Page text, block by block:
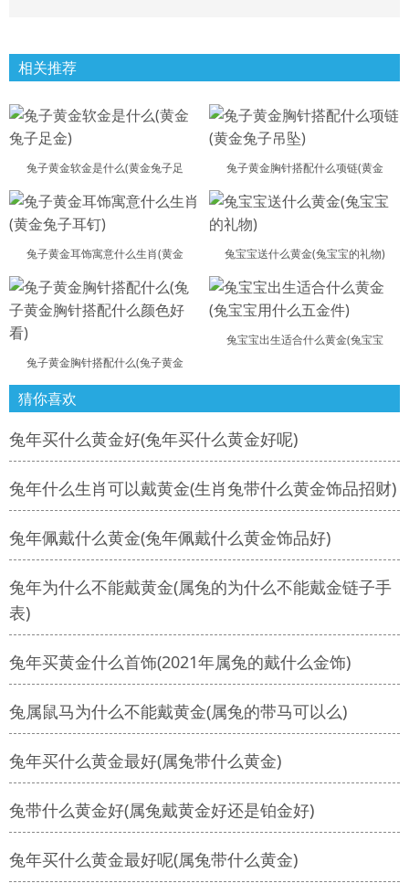
相关推荐
兔子黄金软金是什么(黄金兔子足 兔子黄金胸针搭配什么项链(黄金
兔子黄金耳饰寓意什么生肖(黄金 兔宝宝送什么黄金(兔宝宝的礼物)
兔子黄金胸针搭配什么(兔子黄金
兔宝宝出生适合什么黄金(兔宝宝
猜你喜欢
兔年买什么黄金好(兔年买什么黄金好呢)
兔年什么生肖可以戴黄金(生肖兔带什么黄金饰品招财)
兔年佩戴什么黄金(兔年佩戴什么黄金饰品好)
兔年为什么不能戴黄金(属兔的为什么不能戴金链子手
表)
兔年买黄金什么首饰(2021年属兔的戴什么金饰)
兔属鼠马为什么不能戴黄金(属兔的带马可以么)
兔年买什么黄金最好(属兔带什么黄金)
兔带什么黄金好(属兔戴黄金好还是铂金好)
兔年买什么黄金最好呢(属兔带什么黄金)